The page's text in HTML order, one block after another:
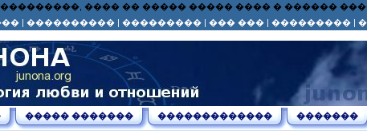
���������, ���� �� ����� ����� ���� � ������
| ���������� | ��������� | ��� ��� | ��������� |
����� ������� ������������� �������